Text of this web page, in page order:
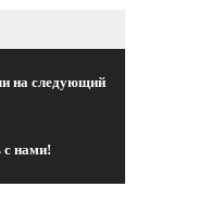
на следующий
с нами!